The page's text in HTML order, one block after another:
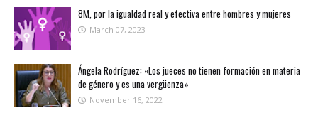
8M, por la igualdad real y efectiva entre hombres y mujeres
March 07, 2023
Ángela Rodríguez: «Los jueces no tienen formación en materia
de género y es una vergüenza»
November 16, 2022